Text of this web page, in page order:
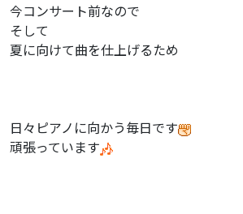
今コンサート前なので
そして
夏に向けて曲を仕上げるため
日々ピアノに向かう毎日です
頑張っています